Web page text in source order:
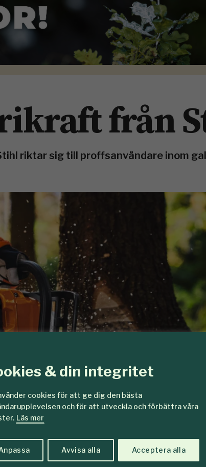
& din integritet
cookies för att ge dig den bästa
och för att utveckla och förbättra våra
Läs mer
Avvisa alla Acceptera alla
från
riktar sig till proffsanvändare inom